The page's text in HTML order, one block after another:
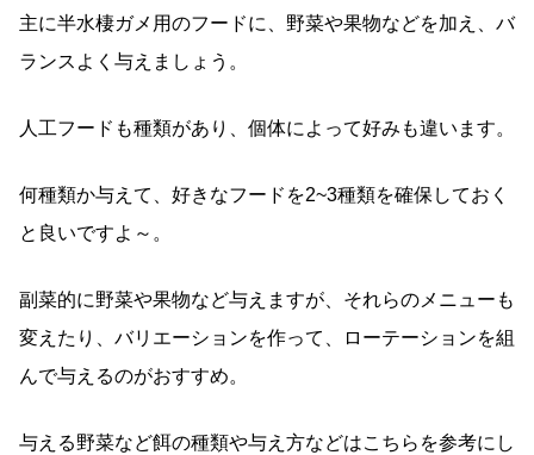
主に半水棲ガメ用のフードに、野菜や果物などを加え、バ
ランスよく与えましょう。
人工フードも種類があり、個体によって好みも違います。
何種類か与えて、好きなフードを2~3種類を確保しておく
と良いですよ～。
副菜的に野菜や果物など与えますが、それらのメニューも
変えたり、バリエーションを作って、ローテーションを組
んで与えるのがおすすめ。
与える野菜など餌の種類や与え方などはこちらを参考にし